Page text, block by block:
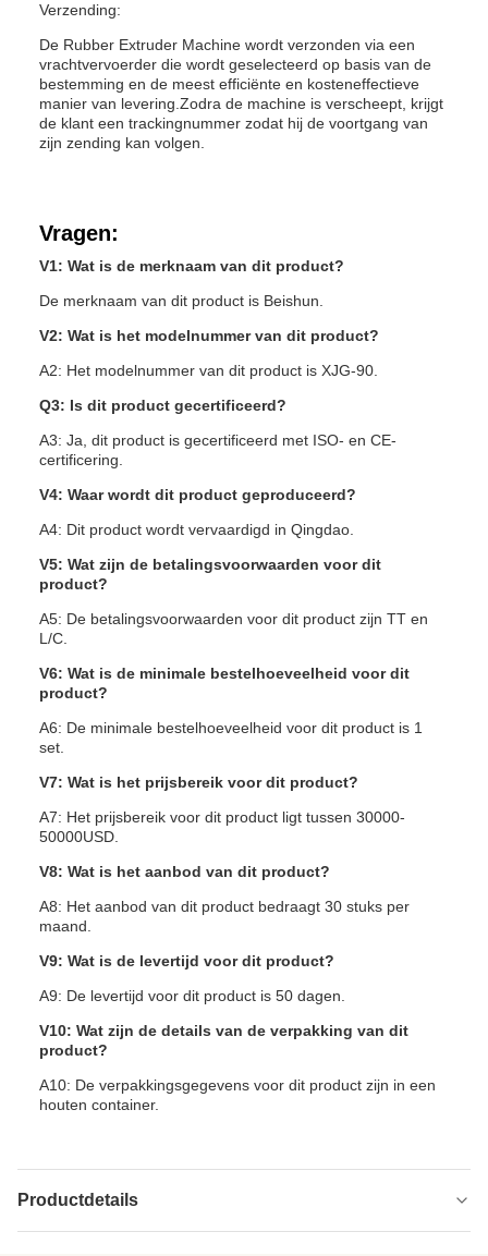
Verzending:
De Rubber Extruder Machine wordt verzonden via een
vrachtvervoerder die wordt geselecteerd op basis van de
bestemming en de meest efficiënte en kosteneffectieve
manier van levering.Zodra de machine is verscheept, krijgt
de klant een trackingnummer zodat hij de voortgang van
zijn zending kan volgen.
Vragen:
V1: Wat is de merknaam van dit product?
De merknaam van dit product is Beishun.
V2: Wat is het modelnummer van dit product?
A2: Het modelnummer van dit product is XJG-90.
Q3: Is dit product gecertificeerd?
A3: Ja, dit product is gecertificeerd met ISO- en CE-
certificering.
V4: Waar wordt dit product geproduceerd?
A4: Dit product wordt vervaardigd in Qingdao.
V5: Wat zijn de betalingsvoorwaarden voor dit
product?
A5: De betalingsvoorwaarden voor dit product zijn TT en
L/C.
V6: Wat is de minimale bestelhoeveelheid voor dit
product?
A6: De minimale bestelhoeveelheid voor dit product is 1
set.
V7: Wat is het prijsbereik voor dit product?
A7: Het prijsbereik voor dit product ligt tussen 30000-
50000USD.
V8: Wat is het aanbod van dit product?
A8: Het aanbod van dit product bedraagt 30 stuks per
maand.
V9: Wat is de levertijd voor dit product?
A9: De levertijd voor dit product is 50 dagen.
V10: Wat zijn de details van de verpakking van dit
product?
A10: De verpakkingsgegevens voor dit product zijn in een
houten container.
Productdetails